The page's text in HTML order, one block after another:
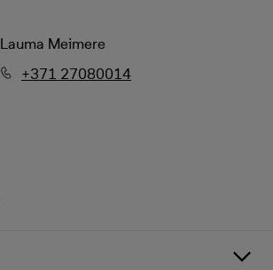
Lauma Meimere
+371 27080014